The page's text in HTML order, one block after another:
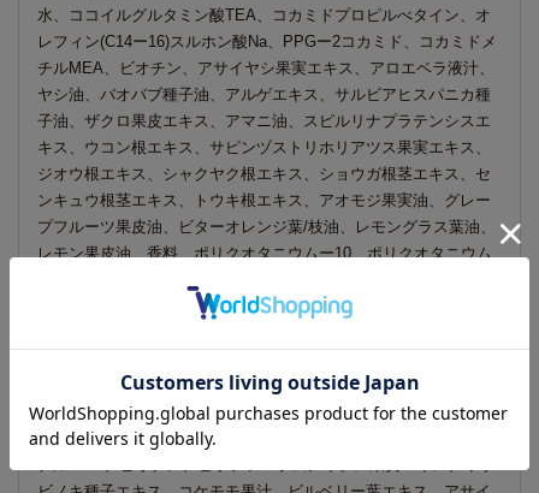
水、ココイルグルタミン酸TEA、コカミドプロピルべタイン、オ
レフィン(C14ー16)スルホン酸Na、PPGー2コカミド、コカミドメ
チルMEA、ビオチン、アサイヤシ果実エキス、アロエベラ液汁、
ヤシ油、バオバブ種子油、アルゲエキス、サルビアヒスパニカ種
子油、ザクロ果皮エキス、アマニ油、スピルリナプラテンシスエ
キス、ウコン根エキス、サピンヅストリホリアツス果実エキス、
ジオウ根エキス、シャクヤク根エキス、ショウガ根茎エキス、セ
ンキュウ根茎エキス、トウキ根エキス、アオモジ果実油、グレー
プフルーツ果皮油、ビターオレンジ葉/枝油、レモングラス葉油、
レモン果皮油、香料、ポリクオタニウムー10、ポリクオタニウム
Na、フェノキシエタノール、メチルイソチアゾリノン、メチルク
▼BT+Pバリア スカルプ シャンプー
水、ココイルグルタミン酸TEA、コカミドプロピルベタイン、オ
レフィン(C14ー16)スルホン酸Na、PPGー2コカミド、コカミドメ